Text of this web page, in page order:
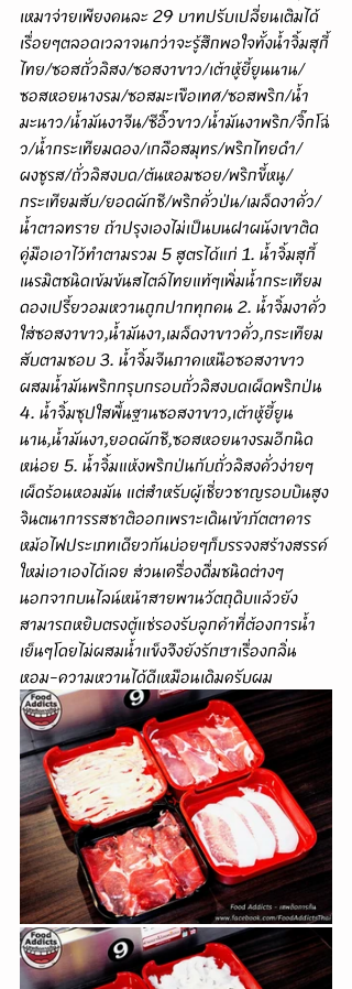
เหมาจ่ายเพียงคนละ 29 บาทปรับเปลี่ยนเติมได้
เรื่อยๆตลอดเวลาจนกว่าจะรู้สึกพอใจทั้งน้ำจิ้มสุกี้
ไทย/ซอสถั่วลิสง/ซอสงาขาว/เต้าหู้ยี้ยูนนาน/
ซอสหอยนางรม/ซอสมะเขือเทศ/ซอสพริก/น้ำ
มะนาว/น้ำมันงาจีน/ซีอิ๊วขาว/น้ำมันงาพริก/จิ๊กโฉ่
ว/น้ำกระเทียมดอง/เกลือสมุทร/พริกไทยดำ/
ผงชูรส/ถั่วลิสงบด/ต้นหอมซอย/พริกขี้หนู/
กระเทียมสับ/ยอดผักชี/พริกคั่วป่น/เมล็ดงาคั่ว/
น้ำตาลทราย ถ้าปรุงเองไม่เป็นบนฝาผนังเขาติด
คู่มือเอาไว้ทำตามรวม 5 สูตรได้แก่ 1. น้ำจิ้มสุกี้
เนรมิตชนิดเข้มข้นสไตล์ไทยแท้ๆเพิ่มน้ำกระเทียม
ดองเปรี้ยวอมหวานถูกปากทุกคน 2. น้ำจิ้มงาคั่ว
ใส่ซอสงาขาว,น้ำมันงา,เมล็ดงาขาวคั่ว,กระเทียม
สับตามชอบ 3. น้ำจิ้มจีนภาคเหนือซอสงาขาว
ผสมน้ำมันพริกกรุบกรอบถั่วลิสงบดเผ็ดพริกป่น
4. น้ำจิ้มซุปใสพื้นฐานซอสงาขาว,เต้าหู้ยี้ยูน
นาน,น้ำมันงา,ยอดผักชี,ซอสหอยนางรมอีกนิด
หน่อย 5. น้ำจิ้มแห้งพริกป่นกับถั่วลิสงคั่วง่ายๆ
เผ็ดร้อนหอมมัน แต่สำหรับผู้เชี่ยวชาญรอบบินสูง
จินตนาการรสชาติออกเพราะเดินเข้าภัตตาคาร
หม้อไฟประเภทเดียวกันบ่อยๆก็บรรจงสร้างสรรค์
ใหม่เอาเองได้เลย ส่วนเครื่องดื่มชนิดต่างๆ
นอกจากบนไลน์หน้าสายพานวัตถุดิบแล้วยัง
สามารถหยิบตรงตู้แช่รองรับลูกค้าที่ต้องการน้ำ
เย็นๆโดยไม่ผสมน้ำแข็งจึงยังรักษาเรื่องกลิ่น
หอม-ความหวานได้ดีเหมือนเดิมครับผม